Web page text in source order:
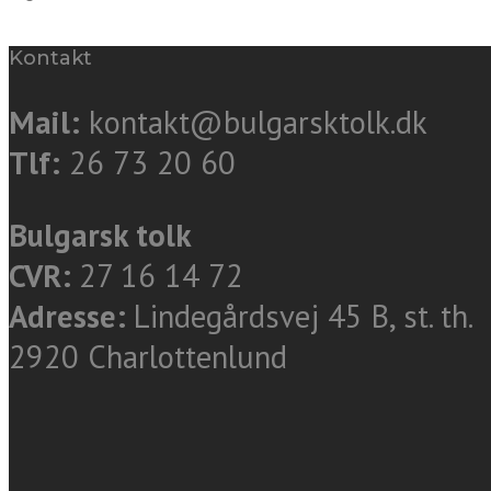
Kontakt
Mail: kontakt@bulgarsktolk.dk
Tlf: 26 73 20 60
Bulgarsk tolk
CVR: 27 16 14 72
Adresse: Lindegårdsvej 45 B, st. th.
2920 Charlottenlund